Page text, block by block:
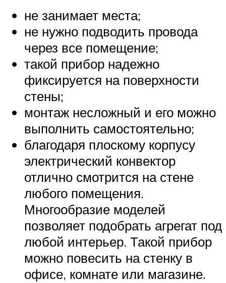
не занимает места;
не нужно подводить провода
через все помещение;
такой прибор надежно
фиксируется на поверхности
стены;
монтаж несложный и его можно
выполнить самостоятельно;
благодаря плоскому корпусу
электрический конвектор
отлично смотрится на стене
любого помещения.
Многообразие моделей
позволяет подобрать агрегат под
любой интерьер. Такой прибор
можно повесить на стенку в
офисе, комнате или магазине.